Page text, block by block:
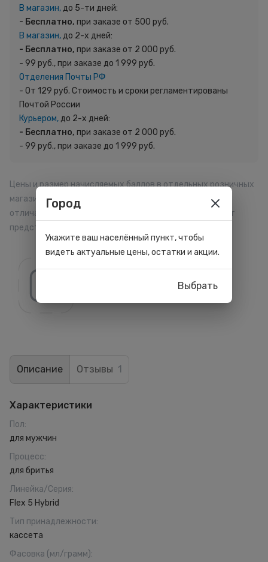
В магазин,до 5-ти дней:
- Бесплатно, при заказе от 500 руб.
В магазин,до 2-х дней:
- Бесплатно, при заказе от 2 000 руб.
- 99 руб., при заказе до 1 999 руб.
Отделения Почты РФ
- От 129 руб. Стоимость и сроки регламентированы
Почтой России
Курьером,до 2-х дней:
- Бесплатно, при заказе от 2 000 руб.
- 99 руб., при заказе до 1 999 руб.
Цены и размер начисляемых баллов в отдельных розничных
магазинах, на сайте и мобильном приложении могут
отличаться. Внешний вид товара может отличаться от
представленного на сайте.
Описание Отзывы 1
Характеристики
Пол:
для мужчин
Процесс:
для бритья
Линейка/Серия:
Flex 5 Hybrid
Тип принадлежности:
кассета
Фасовка (мл/грамм):
Город
Укажите ваш населённый пункт, чтобы
видеть актуальные цены, остатки и акции.
Выбрать